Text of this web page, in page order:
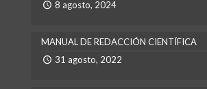
8 agosto, 2024
MANUAL DE REDACCIÓN CIENTÍFICA
31 agosto, 2022